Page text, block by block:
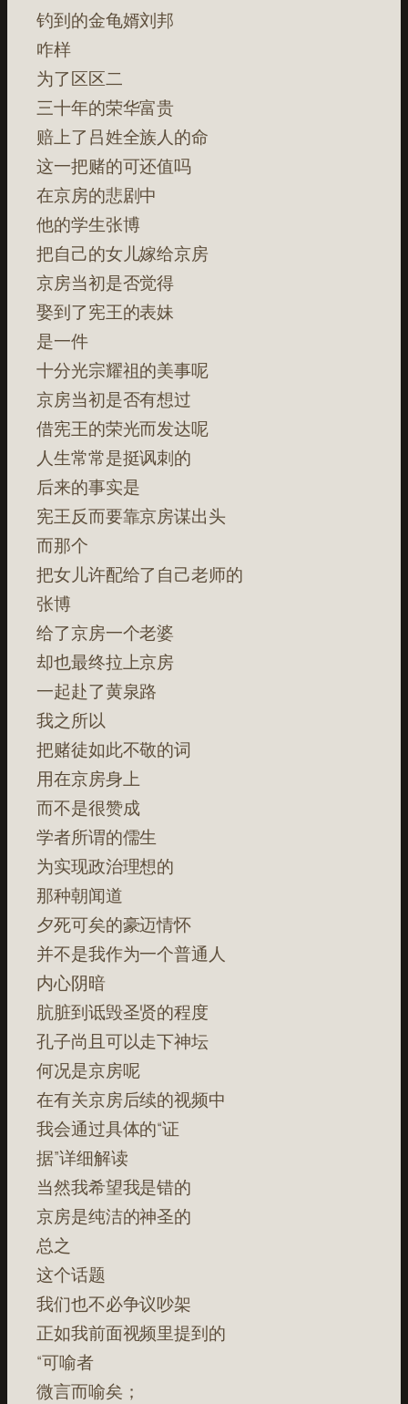
钓到的金龟婿刘邦
咋样
为了区区二
三十年的荣华富贵
赔上了吕姓全族人的命
这一把赌的可还值吗
在京房的悲剧中
他的学生张博
把自己的女儿嫁给京房
京房当初是否觉得
娶到了宪王的表妹
是一件
十分光宗耀祖的美事呢
京房当初是否有想过
借宪王的荣光而发达呢
人生常常是挺讽刺的
后来的事实是
宪王反而要靠京房谋出头
而那个
把女儿许配给了自己老师的
张博
给了京房一个老婆
却也最终拉上京房
一起赴了黄泉路
我之所以
把赌徒如此不敬的词
用在京房身上
而不是很赞成
学者所谓的儒生
为实现政治理想的
那种朝闻道
夕死可矣的豪迈情怀
并不是我作为一个普通人
内心阴暗
肮脏到诋毁圣贤的程度
孔子尚且可以走下神坛
何况是京房呢
在有关京房后续的视频中
我会通过具体的“证
据”详细解读
当然我希望我是错的
京房是纯洁的神圣的
总之
这个话题
我们也不必争议吵架
正如我前面视频里提到的
“可喻者
微言而喻矣；